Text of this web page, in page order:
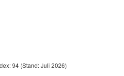
94 (Stand: Juli 2026)